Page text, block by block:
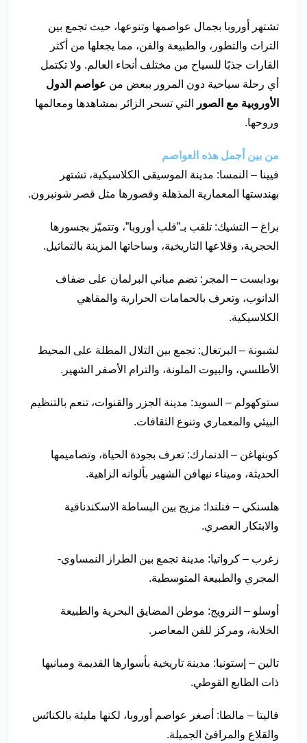
تشتهر أوروبا بجمال عواصمها وتنوعها، حيث تجمع بين
التراث والتطور، والطبيعة والفن، مما يجعلها من أكثر
القارات جذبًا للسياح من مختلف أنحاء العالم. ولا تكتمل
أي رحلة سياحية دون المرور ببعض من عواصم الدول
الأوروبية مع الصور
التي تسحر الزائر بمشاهدها ومعالمها
وروحها.
من بين أجمل هذه العواصم
فيينا – النمسا: مدينة الموسيقى الكلاسيكية، تشتهر
بهندستها المعمارية المذهلة وقصورها مثل قصر شونبرون.
براغ – التشيك: تلقب بـ”قلب أوروبا”، وتتميّز بجسورها
الحجرية، وقلاعها التاريخية، وساحاتها المزينة بالتماثيل.
بودابست – المجر: تضم مباني البرلمان على ضفاف
الدانوب، وتعرف بالحمامات الحرارية والمقاهي
الكلاسيكية.
لشبونة – البرتغال: تجمع بين التلال المطلة على المحيط
الأطلسي، والبيوت الملونة، والترام الأصفر الشهير.
ستوكهولم – السويد: مدينة الجزر والقنوات، تنعم بالتنظيم
البيئي والمعماري وتنوع الثقافات.
كوبنهاغن – الدنمارك: تعرف بجودة الحياة، وتصاميمها
الحديثة، وميناء نيهافن الشهير بألوانه الزاهية.
هلسنكي – فنلندا: مزيج بين البساطة الاسكندنافية
والابتكار العصري.
زغرب – كرواتيا: مدينة تجمع بين الطراز النمساوي-
المجري والطبيعة المتوسطية.
أوسلو – النرويج: موطن المضايق البحرية والطبيعة
الخلابة، ومركز للفن المعاصر.
تالين – إستونيا: مدينة تاريخية بأسوارها القديمة ومبانيها
ذات الطابع القوطي.
فاليتا – مالطا: أصغر عواصم أوروبا، لكنها مليئة بالكنائس
والقلاع والمرافئ الجميلة.